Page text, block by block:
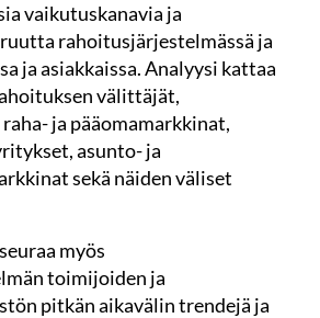
vaikutuskanavia ja
rahoitusjärjestelmässä ja
ja asiakkaissa. Analyysi kattaa
välittäjät,
ja pääomamarkkinat,
asunto- ja
sekä näiden väliset
myös
toimijoiden ja
pitkän aikavälin trendejä ja